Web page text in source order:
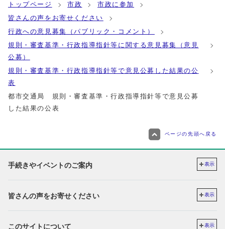
トップページ 市政
市政に参加
皆さんの声をお寄せください
行政への意見募集（パブリック・コメント）
規則・審査基準・行政指導指針等に関する意見募集（意見
公募）
規則・審査基準・行政指導指針等で意見公募した結果の公
表
都市交通局 規則・審査基準・行政指導指針等で意見公募
した結果の公表
ページの先頭へ戻る
手続きやイベントのご案内 表示
皆さんの声をお寄せください 表示
このサイトについて 表示